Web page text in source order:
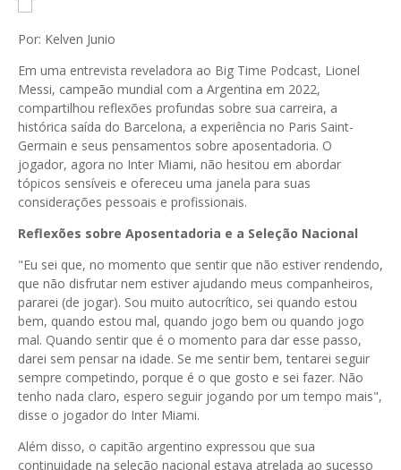
Por: Kelven Junio
Em uma entrevista reveladora ao Big Time Podcast, Lionel
Messi, campeão mundial com a Argentina em 2022,
compartilhou reflexões profundas sobre sua carreira, a
histórica saída do Barcelona, a experiência no Paris Saint-
Germain e seus pensamentos sobre aposentadoria. O
jogador, agora no Inter Miami, não hesitou em abordar
tópicos sensíveis e ofereceu uma janela para suas
considerações pessoais e profissionais.
Reflexões sobre Aposentadoria e a Seleção Nacional
"Eu sei que, no momento que sentir que não estiver rendendo,
que não disfrutar nem estiver ajudando meus companheiros,
pararei (de jogar). Sou muito autocrítico, sei quando estou
bem, quando estou mal, quando jogo bem ou quando jogo
mal. Quando sentir que é o momento para dar esse passo,
darei sem pensar na idade. Se me sentir bem, tentarei seguir
sempre competindo, porque é o que gosto e sei fazer. Não
tenho nada claro, espero seguir jogando por um tempo mais",
disse o jogador do Inter Miami.
Além disso, o capitão argentino expressou que sua
continuidade na seleção nacional estava atrelada ao sucesso